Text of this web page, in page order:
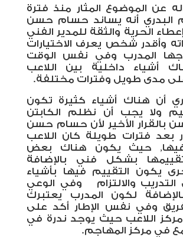
عن الموضوع المثار منذ فترة
البدري أنه يساند حسام حسن
الحرية والثقة للمدير الفني
وأقدر شخص يعرف الاختيارات
المدرب وفي نفس الوقت
أشياء داخلية بين اللاعب
مدى طويل وفترات مختلفة.
أن هناك أشياء كثيرة تكون
ولا يجب أن نظلم الكابتن
بالقرار الأخير لأن حسام حسن
بعد فترات طويلة كان اللاعب
حيث يكون هناك بعض
تقييمها بشكل فني بالإضافة
يكون التقييم فيها بأشياء
والالتزام
وفي الوعي
لكون المدرب يعتبرك
وفي نفس الإطار أكد على
اللاعب حيث يوجد ندرة في
في مركز المهاجم.